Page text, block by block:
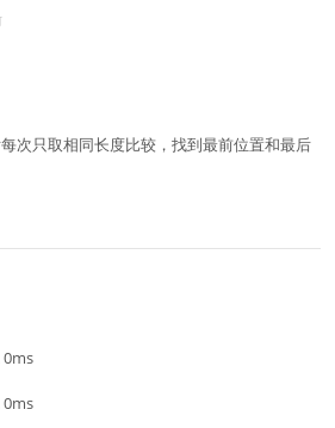
次只取相同长度比较，找到最前位置和最后
0ms
0ms